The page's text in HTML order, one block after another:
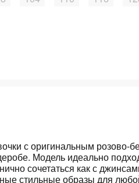
с оригинальным розово-
Модель идеально
сочетаться как с
стильные образы для